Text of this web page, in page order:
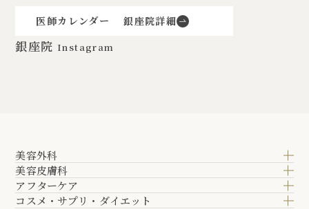
医師カレンダー 銀座院詳細
銀座院 Instagram
美容外科
美容皮膚科
アフターケア
コスメ・サプリ・ダイエット